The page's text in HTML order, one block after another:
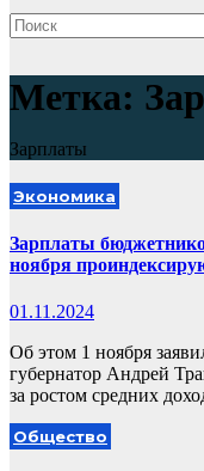
Метка:
Зарплаты
Экономика
Зарплаты
ноября
01.11.2024
Об этом 1 ноября
губернатор Андрей
за ростом средних
Общество